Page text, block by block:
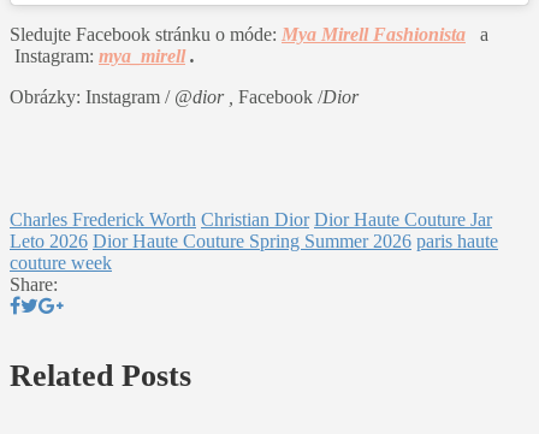
Sledujte Facebook stránku o móde: Mya Mirell Fashionista
a
Instagram: mya_mirell.
Obrázky: Instagram /@dior , Facebook /Dior
Charles Frederick Worth Christian Dior Dior Haute Couture Jar
Leto 2026 Dior Haute Couture Spring Summer 2026 paris haute
couture week
Share:
Related Posts